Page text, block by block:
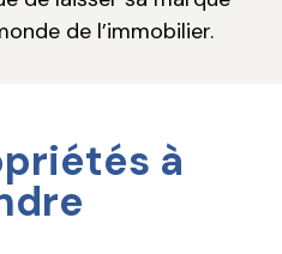
de l’immobilier.
à